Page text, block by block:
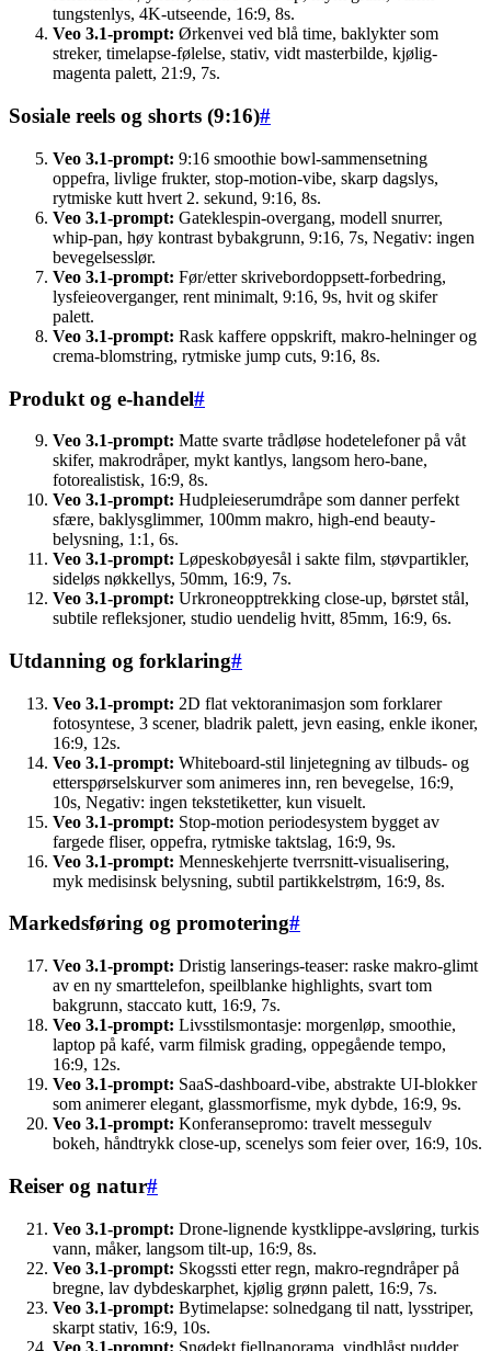
tungstenlys, 4K-utseende, 16:9, 8s.
Veo 3.1-prompt: Ørkenvei ved blå time, baklykter som
streker, timelapse-følelse, stativ, vidt masterbilde, kjølig-
magenta palett, 21:9, 7s.
Sosiale reels og shorts (9:16)#
Veo 3.1-prompt: 9:16 smoothie bowl-sammensetning
oppefra, livlige frukter, stop-motion-vibe, skarp dagslys,
rytmiske kutt hvert 2. sekund, 9:16, 8s.
Veo 3.1-prompt: Gateklespin-overgang, modell snurrer,
whip-pan, høy kontrast bybakgrunn, 9:16, 7s, Negativ: ingen
bevegelsesslør.
Veo 3.1-prompt: Før/etter skrivebordoppsett-forbedring,
lysfeieoverganger, rent minimalt, 9:16, 9s, hvit og skifer
palett.
Veo 3.1-prompt: Rask kaffere oppskrift, makro-helninger og
crema-blomstring, rytmiske jump cuts, 9:16, 8s.
Produkt og e-handel#
Veo 3.1-prompt: Matte svarte trådløse hodetelefoner på våt
skifer, makrodråper, mykt kantlys, langsom hero-bane,
fotorealistisk, 16:9, 8s.
Veo 3.1-prompt: Hudpleieserumdråpe som danner perfekt
sfære, baklysglimmer, 100mm makro, high-end beauty-
belysning, 1:1, 6s.
Veo 3.1-prompt: Løpeskobøyesål i sakte film, støvpartikler,
sideløs nøkkellys, 50mm, 16:9, 7s.
Veo 3.1-prompt: Urkroneopptrekking close-up, børstet stål,
subtile refleksjoner, studio uendelig hvitt, 85mm, 16:9, 6s.
Utdanning og forklaring#
Veo 3.1-prompt: 2D flat vektoranimasjon som forklarer
fotosyntese, 3 scener, bladrik palett, jevn easing, enkle ikoner,
16:9, 12s.
Veo 3.1-prompt: Whiteboard-stil linjetegning av tilbuds- og
etterspørselskurver som animeres inn, ren bevegelse, 16:9,
10s, Negativ: ingen tekstetiketter, kun visuelt.
Veo 3.1-prompt: Stop-motion periodesystem bygget av
fargede fliser, oppefra, rytmiske taktslag, 16:9, 9s.
Veo 3.1-prompt: Menneskehjerte tverrsnitt-visualisering,
myk medisinsk belysning, subtil partikkelstrøm, 16:9, 8s.
Markedsføring og promotering#
Veo 3.1-prompt: Dristig lanserings-teaser: raske makro-glimt
av en ny smarttelefon, speilblanke highlights, svart tom
bakgrunn, staccato kutt, 16:9, 7s.
Veo 3.1-prompt: Livsstilsmontasje: morgenløp, smoothie,
laptop på kafé, varm filmisk grading, oppegående tempo,
16:9, 12s.
Veo 3.1-prompt: SaaS-dashboard-vibe, abstrakte UI-blokker
som animerer elegant, glassmorfisme, myk dybde, 16:9, 9s.
Veo 3.1-prompt: Konferansepromo: travelt messegulv
bokeh, håndtrykk close-up, scenelys som feier over, 16:9, 10s.
Reiser og natur#
Veo 3.1-prompt: Drone-lignende kystklippe-avsløring, turkis
vann, måker, langsom tilt-up, 16:9, 8s.
Veo 3.1-prompt: Skogssti etter regn, makro-regndråper på
bregne, lav dybdeskarphet, kjølig grønn palett, 16:9, 7s.
Veo 3.1-prompt: Bytimelapse: solnedgang til natt, lysstriper,
skarpt stativ, 16:9, 10s.
Veo 3.1-prompt: Snødekt fjellpanorama, vindblåst pudder